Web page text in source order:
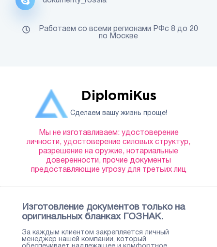
DiplomiKus
Сделаем вашу жизнь проще!
Мы не изготавливаем: удостоверение
личности, удостоверение силовых структур,
разрешение на оружие, нотариальные
доверенности, прочие документы
предоставляющие угрозу для третьих лиц
Изготовление документов только на
оригинальных бланках ГОЗНАК.
За каждым клиентом закрепляется личный
менеджер нашей компании, который
Работаем со всеми регионами РФс 8 до 20
по Москве